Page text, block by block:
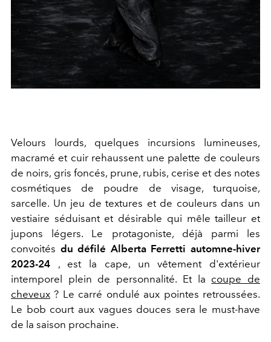
Velours lourds, quelques incursions lumineuses,
macramé et cuir rehaussent une palette de couleurs
de noirs, gris foncés, prune, rubis, cerise et des notes
cosmétiques de poudre de visage, turquoise,
sarcelle. Un jeu de textures et de couleurs dans un
vestiaire séduisant et désirable qui mêle tailleur et
jupons légers. Le protagoniste, déjà parmi les
convoités du défilé Alberta Ferretti automne-hiver
2023-24 , est la cape, un vêtement d'extérieur
intemporel plein de personnalité. Et la coupe de
cheveux ? Le carré ondulé aux pointes retroussées.
Le bob court aux vagues douces sera le must-have
de la saison prochaine.